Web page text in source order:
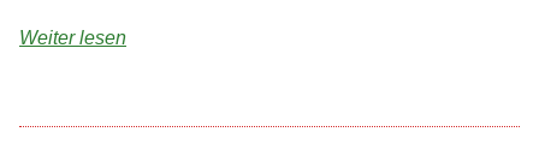
Weiter lesen